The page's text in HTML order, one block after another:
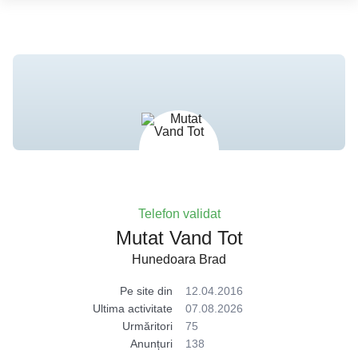
Telefon validat
Mutat Vand Tot
Hunedoara Brad
Pe site din
12.04.2016
Ultima activitate
07.08.2026
Urmăritori
75
Anunțuri
138